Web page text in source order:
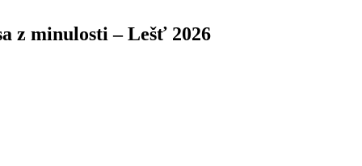
z minulosti – Lešť 2026